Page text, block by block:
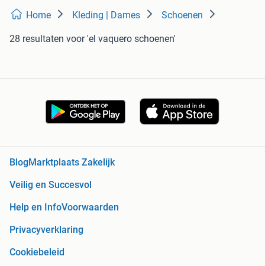
Home Kleding | Dames Schoenen
28 resultaten voor 'el vaquero schoenen'
Blog Marktplaats Zakelijk
Veilig en Succesvol
Help en InfoVoorwaarden
Privacyverklaring
Cookiebeleid